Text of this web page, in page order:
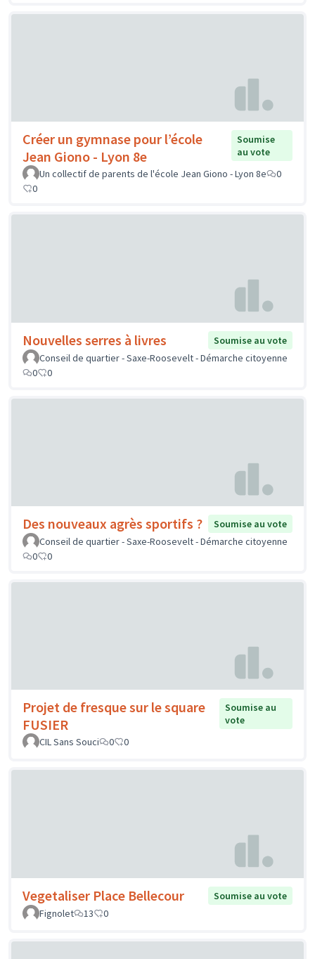
Créer un gymnase pour l’école
Jean Giono - Lyon 8e
Soumise
au vote
Un collectif de parents de l'école Jean Giono - Lyon 8e
0
0
Nouvelles serres à livres
Soumise au vote
Conseil de quartier - Saxe-Roosevelt - Démarche citoyenne
0
0
Des nouveaux agrès sportifs ?
Soumise au vote
Conseil de quartier - Saxe-Roosevelt - Démarche citoyenne
0
0
Projet de fresque sur le square
FUSIER
Soumise au
vote
CIL Sans Souci
0 0
Vegetaliser Place Bellecour
Soumise au vote
Fignolet
13 0